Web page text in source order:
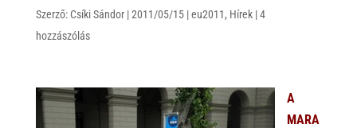
Szerző: Csíki Sándor|2011/05/15|eu2011, Hírek|4
hozzászólás
A
MARA